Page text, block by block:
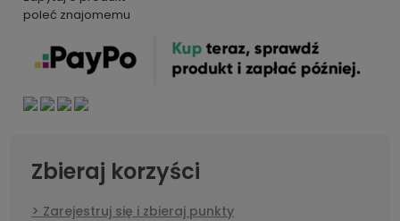
poleć znajomemu
Zbieraj korzyści
Zarejestruj się i zbieraj punkty